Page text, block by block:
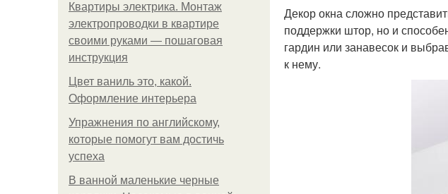
Квартиры электрика. Монтаж
электропроводки в квартире
своими руками — пошаговая
инструкция
Цвет ваниль это, какой.
Оформление интерьера
Упражнения по английскому,
которые помогут вам достичь
успеха
В ванной маленькие черные
Декор окна сложно
поддержки штор, но и
гардин или занавесок и
к нему.